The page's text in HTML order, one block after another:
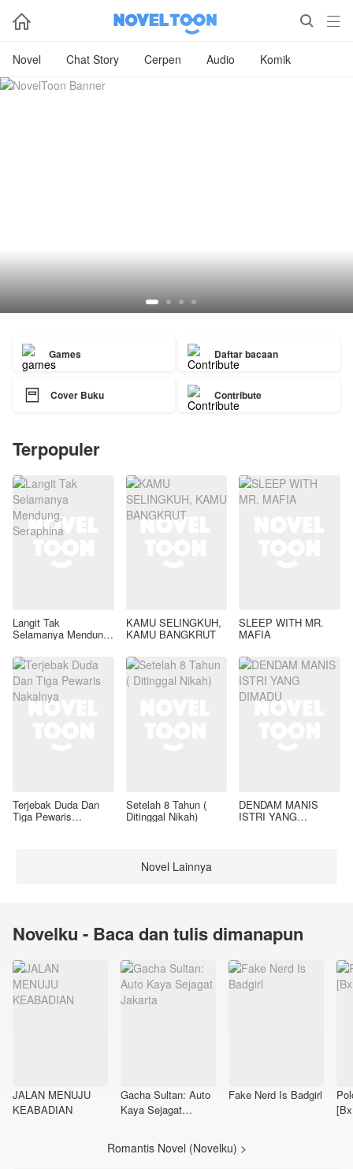
  
Novel Chat Story Cerpen Audio Komik
Games Daftar bacaan
 Cover Buku Contribute
Terpopuler
Langit Tak
Selamanya Mendung,
KAMU SELINGKUH,
KAMU BANGKRUT
SLEEP WITH MR.
MAFIA
Terjebak Duda Dan
Tiga Pewaris
Setelah 8 Tahun (
Ditinggal Nikah)
DENDAM MANIS
ISTRI YANG
Novel Lainnya
Novelku - Baca dan tulis dimanapun
JALAN MENUJU
KEABADIAN
Gacha Sultan: Auto
Kaya Sejagat
Fake Nerd Is Badgirl
Romantis Novel (Novelku) >